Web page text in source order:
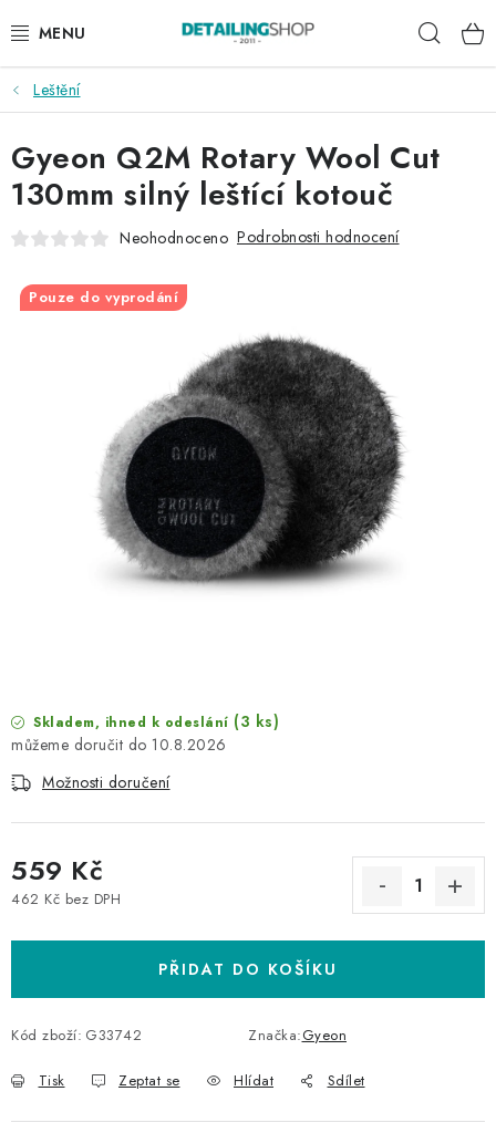
na
AKCE
NOVINKY
EXTERIÉR
DÁRKOVÉ SADY A POUKAZY
NAŠE SLUŽBY
Věrnostní program
Všeobecné obchodní podmínky
Leštění
Skladem, ihned k odeslání (3 ks)
10.8.2026
Možnosti doručení
559 Kč
462 Kč bez DPH
PŘIDAT DO KOŠÍKU
Kód zboží: G33742 Značka:Gyeon
Tisk Zeptat se Hlídat Sdílet
Gyeon Q2M Rotary Wool Cut
130mm silný leštící kotouč
Neohodnoceno Podrobnosti hodnocení
Pouze do vyprodání